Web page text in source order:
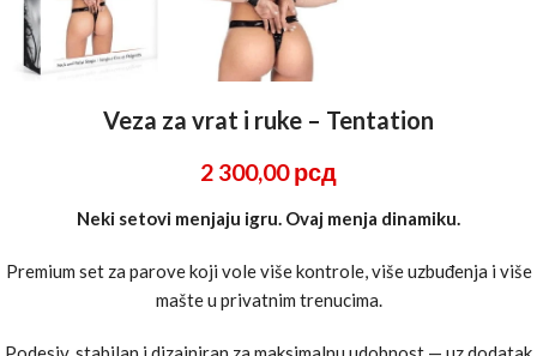
Veza za vrat i ruke – Tentation
2 300,00рсд
Neki setovi menjaju igru. Ovaj menja dinamiku.
Premium set za parove koji vole više kontrole, više uzbuđenja i više
mašte u privatnim trenucima.